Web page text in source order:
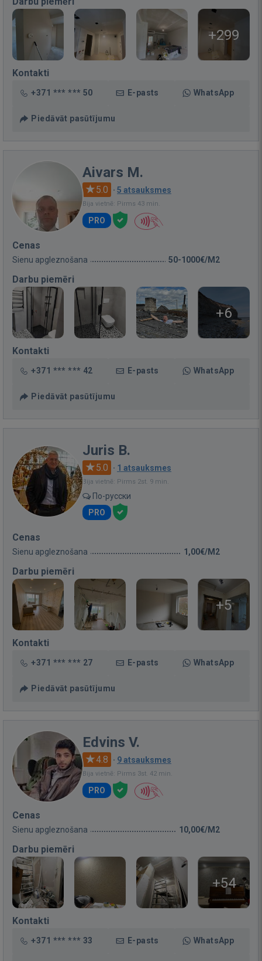
+299
Kontakti
+371 *** *** 50 E-pasts WhatsApp
Piedāvāt pasūtījumu
Aivars M.
5.0 · 5 atsauksmes
Bija vietnē: Pirms 43 min.
PRO
Cenas
Sienu apgleznošana 50-1000€/M2
Darbu piemēri
+6
Kontakti
+371 *** *** 42 E-pasts WhatsApp
Piedāvāt pasūtījumu
Juris B.
5.0 · 1 atsauksmes
Bija vietnē: Pirms 2st. 9 min.
По-русски
PRO
Cenas
Sienu apgleznošana 1,00€/M2
Darbu piemēri
+5
Kontakti
+371 *** *** 27 E-pasts WhatsApp
Piedāvāt pasūtījumu
Edvins V.
4.8 · 9 atsauksmes
Bija vietnē: Pirms 3st. 42 min.
PRO
Cenas
Sienu apgleznošana 10,00€/M2
Darbu piemēri
+54
Kontakti
+371 *** *** 33 E-pasts WhatsApp